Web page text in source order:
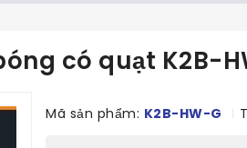
có quạt K2B-
Mã sản phẩm: K2B-HW-G